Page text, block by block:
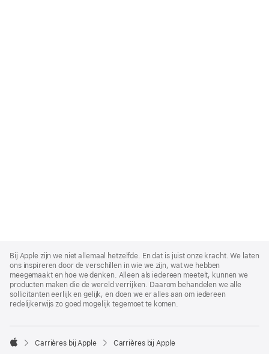
Footer
Bij Apple zijn we niet allemaal hetzelfde. En dat is juist onze kracht. We laten
ons inspireren door de verschillen in wie we zijn, wat we hebben
meegemaakt en hoe we denken. Alleen als iedereen meetelt, kunnen we
producten maken die de wereld verrijken. Daarom behandelen we alle
sollicitanten eerlijk en gelijk, en doen we er alles aan om iedereen
redelijkerwijs zo goed mogelijk tegemoet te komen.

Carrières bij Apple Carrières bij Apple